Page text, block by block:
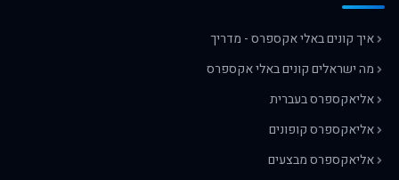
איך קונים באלי אקספרס - מדריך
מה ישראלים קונים באלי אקספרס
אליאקספרס בעברית
אליאקספרס קופונים
אליאקספרס מבצעים